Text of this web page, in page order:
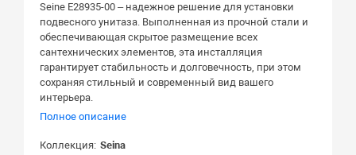
Seine E28935-00 – надежное решение для установки
подвесного унитаза. Выполненная из прочной стали и
обеспечивающая скрытое размещение всех
сантехнических элементов, эта инсталляция
гарантирует стабильность и долговечность, при этом
сохраняя стильный и современный вид вашего
интерьера.
Полное описание
Коллекция Seina